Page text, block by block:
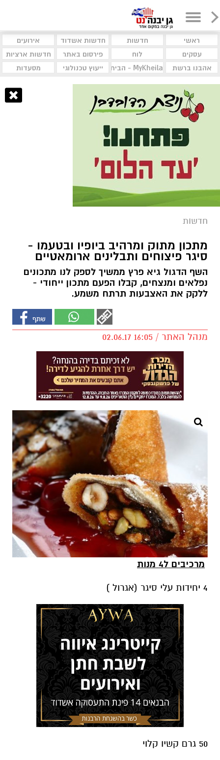
ראשי חדשות חדשות אשדוד
אירועים
עסקים
לוח פירסום באתר
חדשות ארציות
אהבנו ברשת
MyKheila - הבית לעסקים וקהילות ייעוץ טכנולוגי מסעדות
חדשות
מתכון מתוק ומרהיב ביופיו ובטעמו -
סיגר פיצוחים ותבלינים ארומאטיים
השף הדגול גיא פרץ ממשיך לספק לנו מתכונים
נפלאים ומנצחים, קבלו הפעם מתכון ייחודי -
ללקק את האצבעות תרתח משמע.
מנהל האתר / 16:05 02.06.17
מרכיבים ל4 מנות
4 יחידות עלי סיגר (אגרול )
50 גרם קשיו קלוי